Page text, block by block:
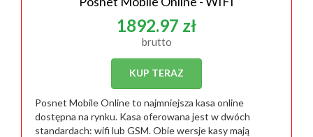
1892.97 zł
brutto
KUP TERAZ
Posnet Mobile Online to najmniejsza kasa online
dostępna na rynku. Kasa oferowana jest w dwóch
standardach: wifi lub GSM. Obie wersje kasy mają